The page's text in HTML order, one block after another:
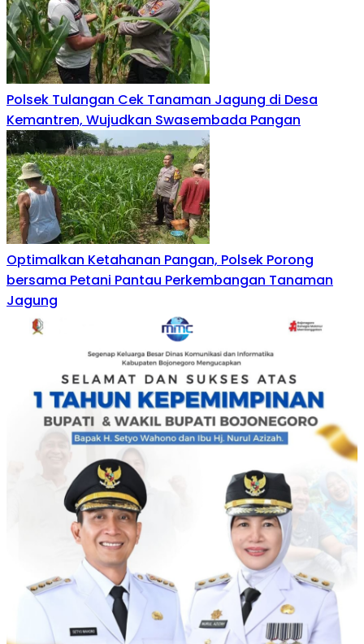
Polsek Tulangan Cek Tanaman Jagung di Desa
Kemantren, Wujudkan Swasembada Pangan
Optimalkan Ketahanan Pangan, Polsek Porong
bersama Petani Pantau Perkembangan Tanaman
Jagung